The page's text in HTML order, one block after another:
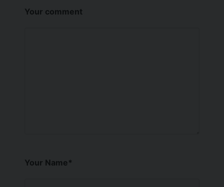
Your comment
Your Name*